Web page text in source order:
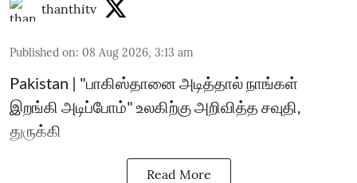
thanthitv
Published on: 08 Aug 2026, 3:13 am
Pakistan | "பாகிஸ்தானை அடித்தால் நாங்கள்
இறங்கி அடிப்போம்" உலகிற்கு அறிவித்த சவுதி,
துருக்கி
Read More